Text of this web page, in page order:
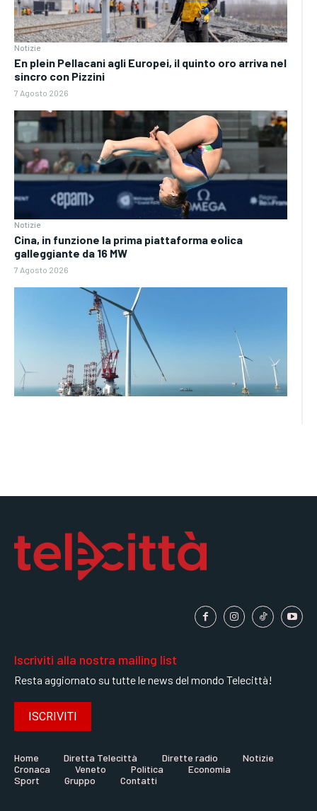
Notizie
En plein Pellacani agli Europei, il quinto oro arriva nel
sincro con Pizzini
7 Agosto 2026
Notizie
Cina, in funzione la prima piattaforma eolica
galleggiante da 16 MW
7 Agosto 2026
Iscriviti alla nostra mailing list
Resta aggiornato su tutte le news del mondo Telecittà!
ISCRIVITI
Home Diretta Telecittà Dirette radio
Notizie
Cronaca
Veneto Politica
Economia
Sport
Gruppo Contatti